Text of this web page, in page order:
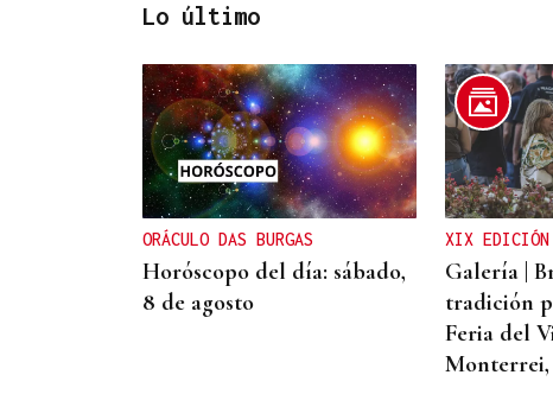
Lalo Pavón
O AFIADOR
Un día haberá autobuses
Lo último
ORÁCULO DAS BURGAS
Horóscopo del día: sábado,
8 de agosto
XIX EDICIÓN
Galería |
tradición
Feria del
Monterrei,